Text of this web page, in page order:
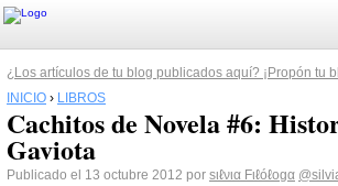
¿Los artículos de tu blog publicados aquí? ¡Propón tu
INICIO › LIBROS
Cachitos de Novela #6:
Gaviota
Publicado el 13 octubre 2012 por ѕιℓνια Fιℓóℓogα